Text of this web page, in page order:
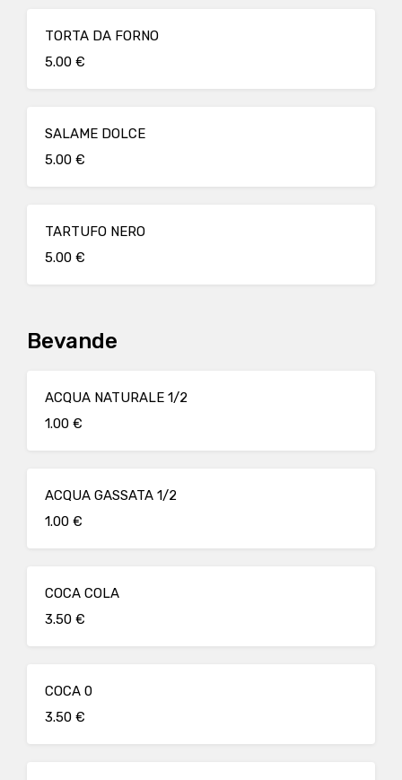
TORTA DA FORNO
5.00 €
SALAME DOLCE
5.00 €
TARTUFO NERO
5.00 €
Bevande
ACQUA NATURALE 1/2
1.00 €
ACQUA GASSATA 1/2
1.00 €
COCA COLA
3.50 €
COCA 0
3.50 €